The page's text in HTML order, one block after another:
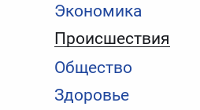
Экономика
Происшествия
Общество
Здоровье